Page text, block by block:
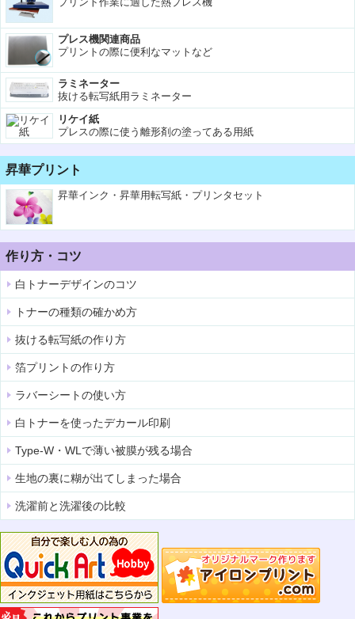
プレス機関連商品
プリントの際に便利なマットなど
ラミネーター
抜ける転写紙用ラミネーター
リケイ紙
プレスの際に使う離形剤の塗ってある用紙
昇華プリント
昇華インク・昇華用転写紙・プリンタセット
作り方・コツ
白トナーデザインのコツ
トナーの種類の確かめ方
抜ける転写紙の作り方
箔プリントの作り方
ラバーシートの使い方
白トナーを使ったデカール印刷
Type-W・WLで薄い被膜が残る場合
生地の裏に糊が出てしまった場合
洗濯前と洗濯後の比較